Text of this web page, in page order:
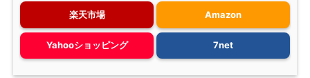
楽天市場 Amazon
Yahooショッピング 7net